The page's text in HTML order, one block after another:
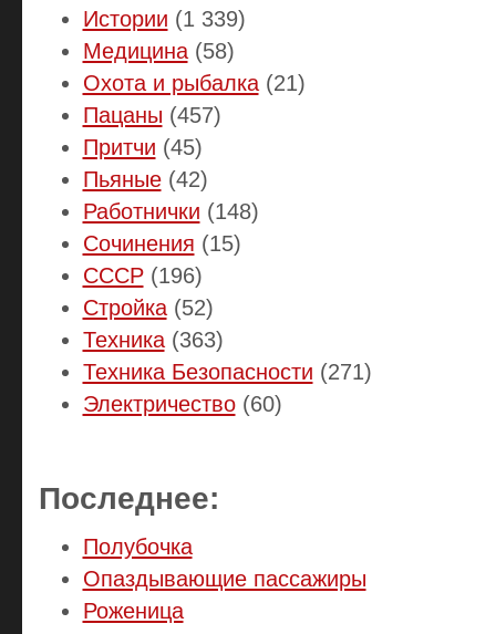
Истории (1 339)
Медицина(58)
Охота и рыбалка(21)
Пацаны (457)
Притчи (45)
Пьяные(42)
Работнички (148)
Сочинения (15)
СССР(196)
Стройка(52)
Техника(363)
Техника Безопасности (271)
Электричество(60)
Последнее:
Полубочка
Опаздывающие пассажиры
Роженица